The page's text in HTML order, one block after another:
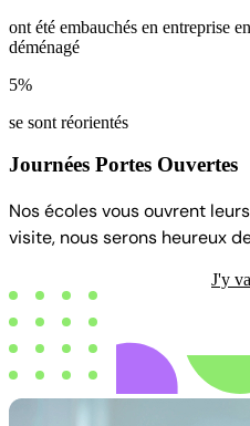
ont été embauchés en entreprise
déménagé
5%
se sont réorientés
Journées Portes Ouvertes
Nos écoles vous ouvrent
visite, nous serons heureux
J'y